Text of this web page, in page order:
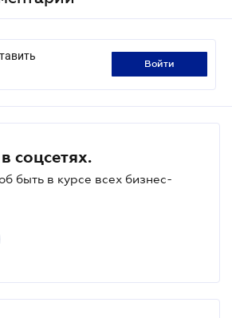
войти
соцсетях.
быть в курсе всех бизнес-